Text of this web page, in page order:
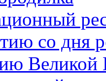
со дня
Великой